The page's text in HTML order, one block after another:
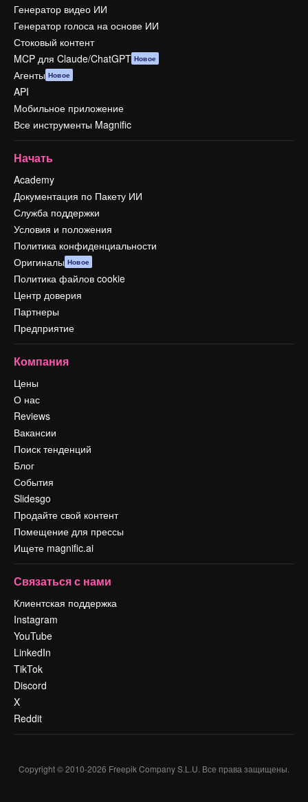
Генератор видео ИИ
Генератор голоса на основе ИИ
Стоковый контент
MCP для Claude/ChatGPT Новое
Агенты Новое
API
Мобильное приложение
Все инструменты Magnific
Начать
Academy
Документация по Пакету ИИ
Служба поддержки
Условия и положения
Политика конфиденциальности
Оригиналы Новое
Политика файлов cookie
Центр доверия
Партнеры
Предприятие
Компания
Цены
О нас
Reviews
Вакансии
Поиск тенденций
Блог
События
Slidesgo
Продайте свой контент
Помещение для прессы
Ищете magnific.ai
Связаться с нами
Клиентская поддержка
Instagram
YouTube
LinkedIn
TikTok
Discord
X
Reddit
Copyright © 2010-2026 Freepik Company S.L.U. Все права защищены.